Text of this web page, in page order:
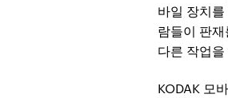
바일 장치
람들이 판
다른 작업
KODAK 모